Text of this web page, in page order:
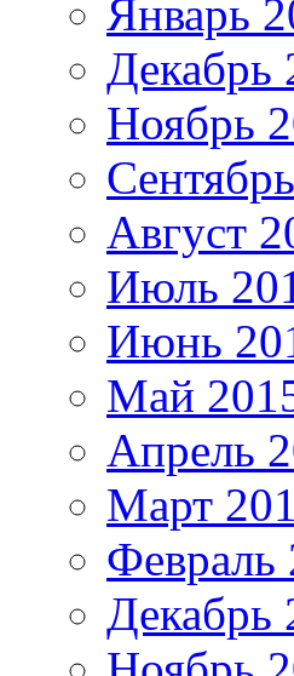
Январь
Декабрь
Ноябрь
Август
Июль
Июнь
Май
Апрель
Март
Февраль
Декабрь